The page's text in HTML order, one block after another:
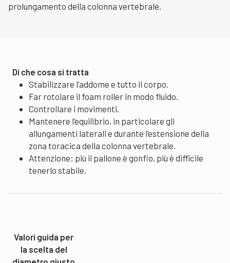
prolungamento della colonna vertebrale.
Di che cosa si tratta
Stabilizzare l’addome e tutto il corpo.
Far rotolare il foam roller in modo fluido.
Controllare i movimenti.
Mantenere l’equilibrio, in particolare gli
allungamenti laterali e durante l’estensione della
zona toracica della colonna vertebrale.
Attenzione: più il pallone è gonfio, più è difficile
tenerlo stabile.
Valori guida per
la scelta del